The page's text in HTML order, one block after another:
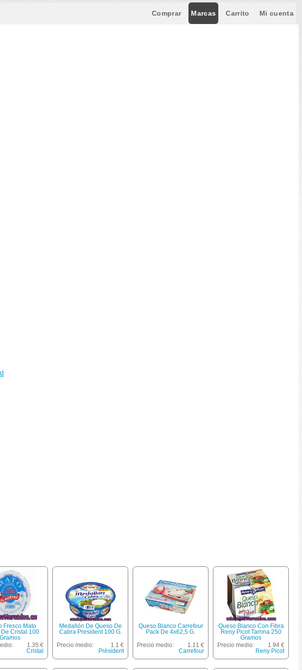
Comprar Marcas Carrito Mi cuenta
Fresco Mato
De Cristal 100
Gramos
1.35 €
Cristal
Medallón De Queso De
Cabra President 100 G.
Precio medio:
1.1 €
Président
Queso Blanco Carrefour
Pack De 4x62,5 G.
Precio medio:
1.11 €
Carrefour
Queso Blanco Con Fibra
Reny Picot Tarrina 250
Gramos
Precio medio:
1.94 €
Reny Picot